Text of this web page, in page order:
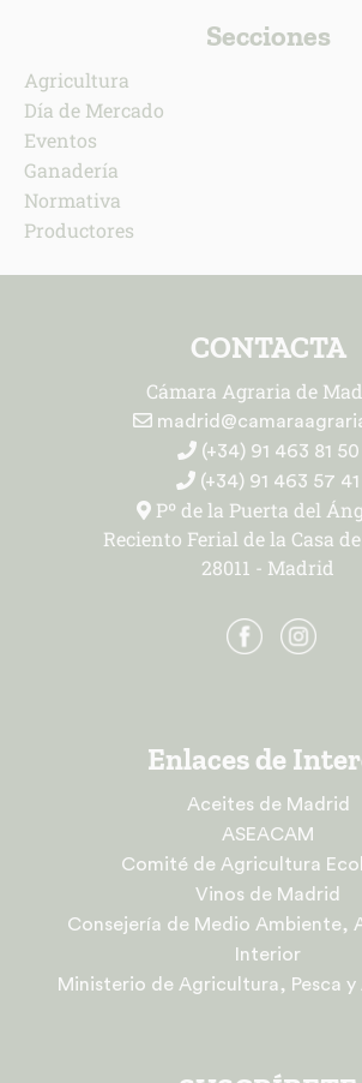
Secciones
Agricultura
Día de Mercado
Eventos
Ganadería
Normativa
Productores
CONTACTA
Cámara Agraria de
(+34) 91 463 81 50
(+34) 91 463 57 41
Pº de la Puerta del
Reciento Ferial de la Casa
28011 - Madrid
Enlaces de
Aceites de Madrid
ASEACAM
Comité de Agricultura
Vinos de Madrid
Consejería de Medio Ambiente,
Interior
Ministerio de Agricultura, Pesca